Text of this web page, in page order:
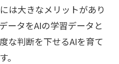
は大きなメリットがあり
ータをAIの学習データと
な判断を下せるAIを育て
。